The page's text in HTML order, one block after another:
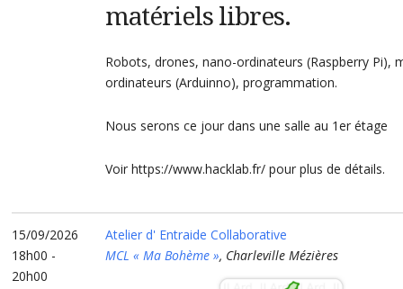
matériels libres.
Robots, drones, nano-ordinateurs (Raspberry Pi),
ordinateurs (Arduinno), programmation.
Nous serons ce jour dans une salle au 1er étage
Voir https://www.hacklab.fr/ pour plus de détails.
15/09/2026
18h00 -
20h00
Atelier d' Entraide Collaborative
MCL « Ma Bohème », Charleville Mézières